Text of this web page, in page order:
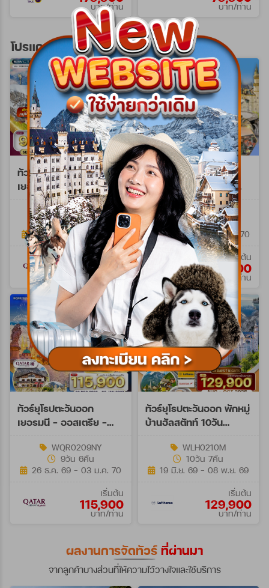
บาท/ท่าน บาท/ท่าน
โปรแกรมทัวร์ยุโรปตะวันออก
ทัวร์ยุโรปตะวันออก
เยอรมัน-เชค-ออสเตรีย-
ฮังการี 9 วัน (QR) SEP
26 - AUG 27 Spe A
WQR0209Z
9วัน 6คืน
19 ก.ย. 69 - 19 ส.ค. 70
เริ่มต้น
95,900
บาท/ท่าน
ทัวร์ยุโรปตะวันออก
เยอรมัน - ออสเตรีย -
เช็ก - ฮังการี 8วัน QR
JUN 26 - MAR 27
WTQR0208M
8วัน 5คืน
09 ก.พ. 69 - 28 มี.ค. 70
เริ่มต้น
69,900
บาท/ท่าน
ทัวร์ยุโรปตะวันออก
เยอรมนี - ออสเตรีย -
9วัน 6คืน (QR)
WQR0209NY
9วัน 6คืน
26 ธ.ค. 69 - 03 ม.ค. 70
เริ่มต้น
115,900
บาท/ท่าน
ทัวร์ยุโรปตะวันออก พักหมู่
บ้านฮัลสตัทท์ 10วัน
WLH0210M
10วัน 7คืน
19 มิ.ย. 69 - 08 พ.ย. 69
เริ่มต้น
129,900
บาท/ท่าน
ผลงานการจัดทัวร์ ที่ผ่านมา
จากลูกค้าบางส่วนที่ให้ความไว้วางใจและใช้บริการ